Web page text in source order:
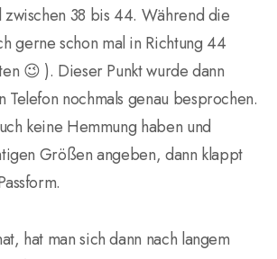
zwischen 38 bis 44. Während die
gerne schon mal in Richtung 44
😉 ). Dieser Punkt wurde dann
Telefon nochmals genau besprochen.
keine Hemmung haben und
Größen angeben, dann klappt
hat man sich dann nach langem